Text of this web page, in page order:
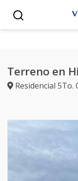
Terreno en
Residencial 5To.